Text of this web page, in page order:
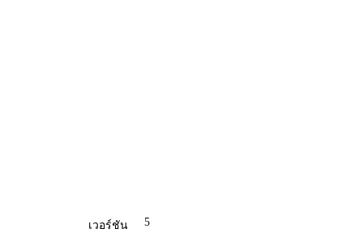
เวอร์ชัน 5